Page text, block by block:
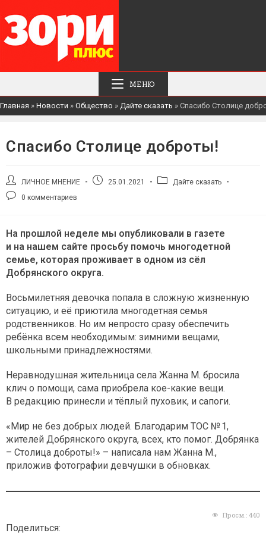
МЕНЮ
Главная » Новости » Общество » Дайте сказать » Спасибо Столице
Спасибо Столице доброты!
Автор
записи:
ЛИЧНОЕ МНЕНИЕ
Запись25.01.2021
РубрикаДайте сказать
Комментарии
0 комментариев
На прошлой неделе мы опубликовали в газете
и на нашем сайте просьбу помочь многодетной
семье, которая проживает в одном из сёл
Добрянского округа.
Восьмилетняя девочка попала в сложную жизненную
ситуацию, и её приютила многодетная семья
родственников. Но им непросто сразу обеспечить
ребёнка всем необходимым: зимними вещами,
школьными принадлежностями.
Неравнодушная жительница села Жанна М. бросила
клич о помощи, сама приобрела кое-какие вещи.
В редакцию принесли и тёплый пуховик, и сапоги.
«Мир не без добрых людей. Благодарим ТОС № 1,
жителей Добрянского округа, всех, кто помог. Добрянка
– Столица доброты!» – написала нам Жанна М.,
приложив фотографии девчушки в обновках.
Просм.: 440
Поделиться: